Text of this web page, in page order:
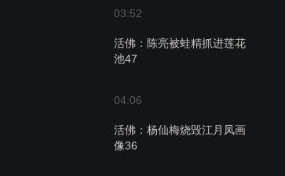
03:52
活佛：陈亮被蛙精抓进莲花
池47
04:06
活佛：杨仙梅烧毁江月凤画
像36